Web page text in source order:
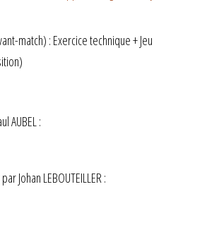
match) : Exercice technique + Jeu
AUBEL :
Johan LEBOUTEILLER :